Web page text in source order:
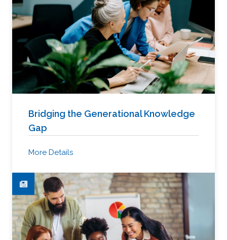
Bridging the Generational Knowledge
Gap
More Details